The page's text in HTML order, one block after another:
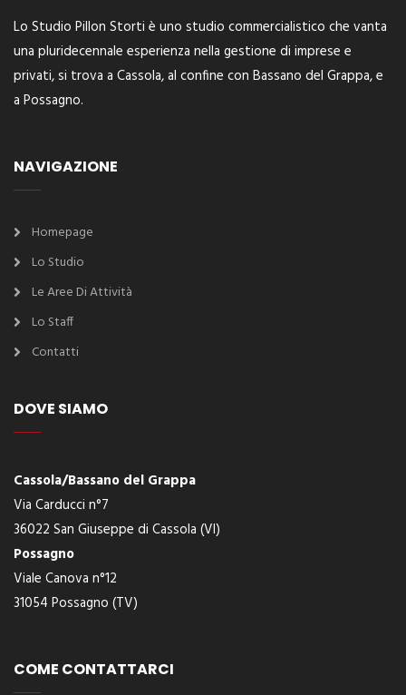
Lo Studio Pillon Storti è uno studio commercialistico che vanta
una pluridecennale esperienza nella gestione di imprese e
privati, si trova a Cassola, al confine con Bassano del Grappa, e
a Possagno.
NAVIGAZIONE
Homepage
Lo Studio
Le Aree Di Attività
Lo Staff
Contatti
DOVE SIAMO
Cassola/Bassano del Grappa
Via Carducci n°7
36022 San Giuseppe di Cassola (VI)
Possagno
Viale Canova n°12
31054 Possagno (TV)
COME CONTATTARCI